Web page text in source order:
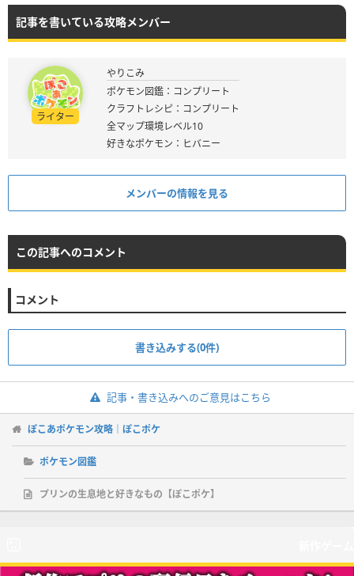
記事を書いている攻略メンバー
ライター
やりこみ
ポケモン図鑑：コンプリート
クラフトレシピ：コンプリート
全マップ環境レベル10
好きなポケモン：ヒバニー
メンバーの情報を見る
この記事へのコメント
コメント
書き込みする(0件)
記事・書き込みへのご意見はこちら
ぽこあポケモン攻略｜ぽこポケ
ポケモン図鑑
プリンの生息地と好きなもの【ぽこポケ】